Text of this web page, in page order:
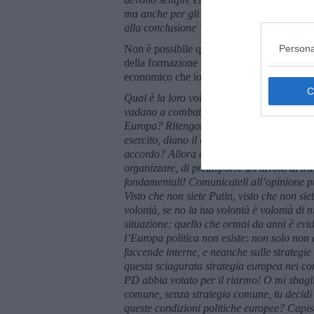
ma anche per gli accademici come me,
alla conclusione “giusta”, quella
Non è possibile qui esaminare l’analisi
della formazione e della pratica dei
economico che io riporti l’opinione di
Qual è la loro volontà? La volontà è far
vadano a combattere in Ucraina!
Europa? Ritengono che la Russia sia un
esercito, diano il comando
accordo? Allora abbiate la cortesia di
organizzare, di predisporre un tavolo di
fondamentali! Comunicateli all’opinione
Visto che non siete Putin, visto che non
volontà, se no la tua volontà è volontà di
situazione: quello che ormai da anni è
l’Europa politica non esiste: non solo non
faccende interne, e neanche sulle
questa sciagurata strategia europea nei
PD abbia votato per il riarmo! O mi
comune, senza strategia comune, tu
queste condizioni politiche europee?